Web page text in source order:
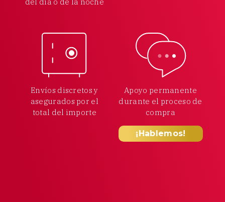
Envíos discretos y
asegurados por el
total del importe
Apoyo permanente
durante el proceso de
compra
¡Hablemos!